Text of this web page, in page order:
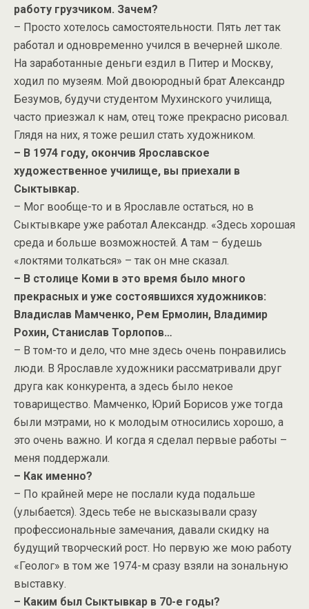
работу грузчиком. Зачем?
– Просто хотелось самостоятельности. Пять лет так
работал и одновременно учился в вечерней школе.
На заработанные деньги ездил в Питер и Москву,
ходил по музеям. Мой двоюродный брат Александр
Безумов, будучи студентом Мухинского училища,
часто приезжал к нам, отец тоже прекрасно рисовал.
Глядя на них, я тоже решил стать художником.
– В 1974 году, окончив Ярославское
художественное училище, вы приехали в
Сыктывкар.
– Мог вообще-то и в Ярославле остаться, но в
Сыктывкаре уже работал Александр. «Здесь хорошая
среда и больше возможностей. А там – будешь
«локтями толкаться» – так он мне сказал.
– В столице Коми в это время было много
прекрасных и уже состоявшихся художников:
Владислав Мамченко, Рем Ермолин, Владимир
Рохин, Станислав Торлопов…
– В том-то и дело, что мне здесь очень понравились
люди. В Ярославле художники рассматривали друг
друга как конкурента, а здесь было некое
товарищество. Мамченко, Юрий Борисов уже тогда
были мэтрами, но к молодым относились хорошо, а
это очень важно. И когда я сделал первые работы –
меня поддержали.
– Как именно?
– По крайней мере не послали куда подальше
(улыбается). Здесь тебе не высказывали сразу
профессиональные замечания, давали скидку на
будущий творческий рост. Но первую же мою работу
«Геолог» в том же 1974-м сразу взяли на зональную
выставку.
– Каким был Сыктывкар в 70-е годы?